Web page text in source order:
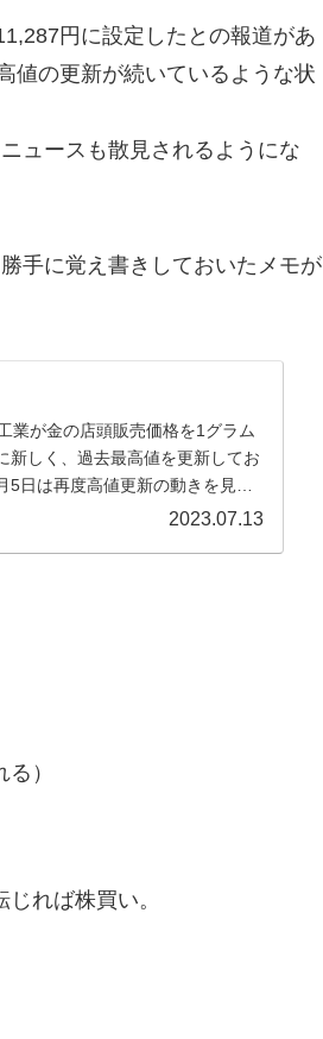
円に設定したとの報道があ
値の更新が続いているような状
ュースも散見されるようにな
手に覚え書きしておいたメモが
が金の店頭販売価格を1グラム
新しく、過去最高値を更新してお
日は再度高値更新の動きを見せ
2023.07.13
）
れば株買い。